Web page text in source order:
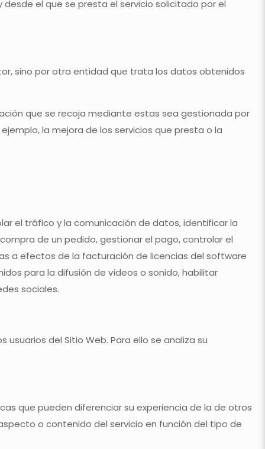
el que se presta el servicio solicitado por el
sino por otra entidad que trata los datos obtenidos
que se recoja mediante estas sea gestionada por
la mejora de los servicios que presta o la
el tráfico y la comunicación de datos, identificar la
de un pedido, gestionar el pago, controlar el
a efectos de la facturación de licencias del software
para la difusión de vídeos o sonido, habilitar
sociales.
del Sitio Web. Para ello se analiza su
que pueden diferenciar su experiencia de la de otros
o contenido del servicio en función del tipo de